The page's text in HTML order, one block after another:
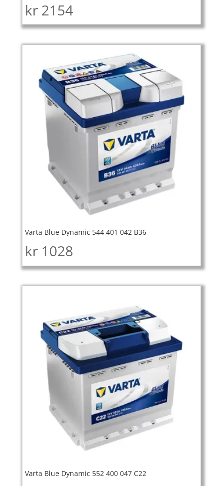
kr 2154
Varta Blue Dynamic 544 401 042 B36
kr 1028
Varta Blue Dynamic 552 400 047 C22